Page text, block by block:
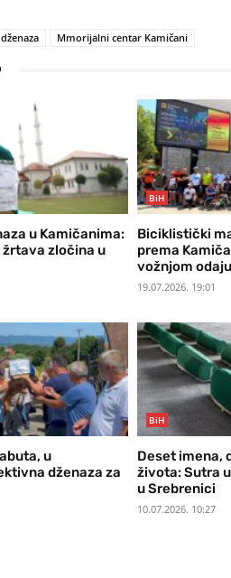
Mmorijalni centar Kamičani
u Kamičanima:
žrtava zločina u
BiH
Biciklistički
prema
vožnjom
19.07.2026. 19:01
u
dženaza za
BiH
Deset imena,
života: Sutra
u Srebrenici
10.07.2026. 10:27